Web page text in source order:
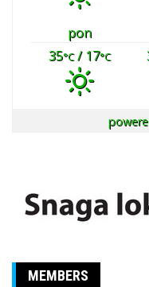
pon
35°C/ 17°C
MEMBERS